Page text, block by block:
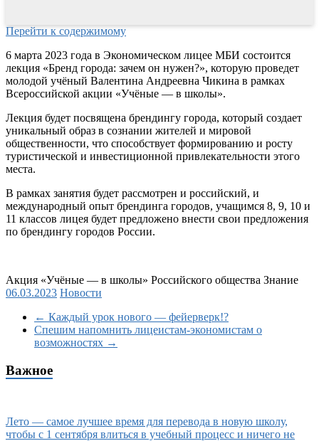
Перейти к содержимому
6 марта 2023 года в Экономическом лицее МБИ состоится
лекция «Бренд города: зачем он нужен?», которую проведет
молодой учёный Валентина Андреевна Чикина в рамках
Всероссийской акции «Учëные — в школы».
Лекция будет посвящена брендингу города, который создает
уникальный образ в сознании жителей и мировой
общественности, что способствует формированию и росту
туристической и инвестиционной привлекательности этого
места.
В рамках занятия будет рассмотрен и российский, и
международный опыт брендинга городов, учащимся 8, 9, 10 и
11 классов лицея будет предложено внести свои предложения
по брендингу городов России.
Акция «Учëные — в школы» Российского общества Знание
06.03.2023 Новости
← Каждый урок нового — фейерверк!?
Спешим напомнить лицеистам-экономистам о
возможностях →
Важное
Лето — самое лучшее время для перевода в новую школу,
чтобы с 1 сентября влиться в учебный процесс и ничего не